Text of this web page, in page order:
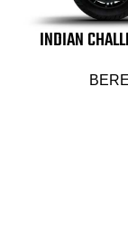
INDIAN